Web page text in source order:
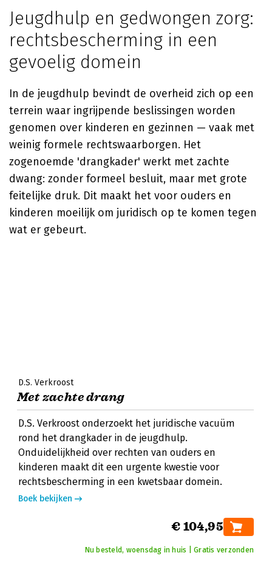
Jeugdhulp en gedwongen zorg:
rechtsbescherming in een
gevoelig domein
In de jeugdhulp bevindt de overheid zich op een
terrein waar ingrijpende beslissingen worden
genomen over kinderen en gezinnen — vaak met
weinig formele rechtswaarborgen. Het
zogenoemde 'drangkader' werkt met zachte
dwang: zonder formeel besluit, maar met grote
feitelijke druk. Dit maakt het voor ouders en
kinderen moeilijk om juridisch op te komen tegen
wat er gebeurt.
D.S. Verkroost
Met zachte drang
D.S. Verkroost onderzoekt het juridische vacuüm
rond het drangkader in de jeugdhulp.
Onduidelijkheid over rechten van ouders en
kinderen maakt dit een urgente kwestie voor
rechtsbescherming in een kwetsbaar domein.
Boek bekijken
€ 104,95
Nu besteld, woensdag in huis | Gratis verzonden